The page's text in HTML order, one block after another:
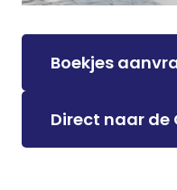
Boekjes
Direct naar de